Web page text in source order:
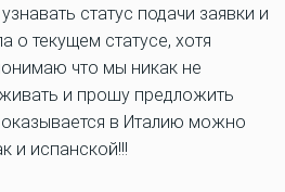
статус подачи заявки и
о текущем статусе, хотя
что мы никак не
и прошу предложить
в Италию можно
и испанской!!!